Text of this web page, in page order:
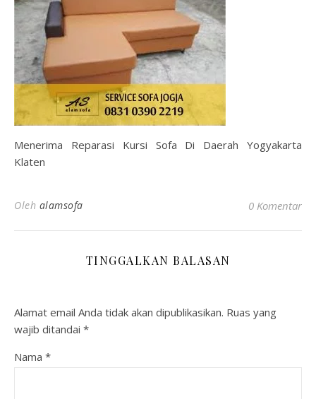
Menerima Reparasi Kursi Sofa Di Daerah Yogyakarta
Klaten
Oleh alamsofa 0 Komentar
TINGGALKAN BALASAN
Alamat email Anda tidak akan dipublikasikan. Ruas yang
wajib ditandai *
Nama *